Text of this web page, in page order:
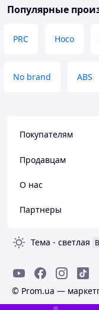
Популярные
PRC Hoco
No brand ABS
Покупателям
Продавцам
О нас
Партнеры
Тема - светлая
© Prom.ua —